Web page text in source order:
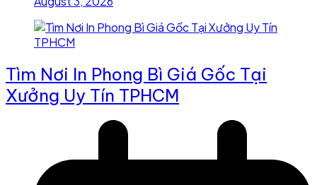
Tìm Nơi In Phong Bì Giá Gốc Tại
Xưởng Uy Tín TPHCM